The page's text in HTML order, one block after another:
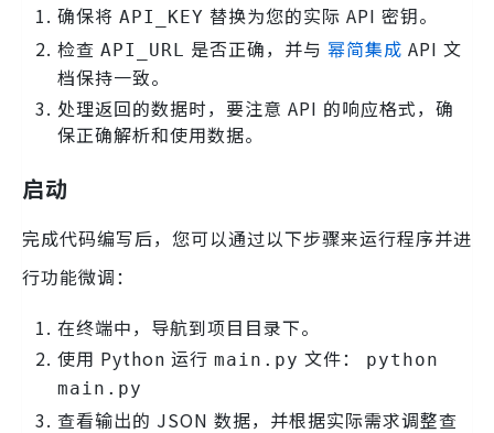
确保将 API_KEY 替换为您的实际 API 密钥。
检查 API_URL 是否正确，并与 幂简集成 API 文
档保持一致。
处理返回的数据时，要注意 API 的响应格式，确
保正确解析和使用数据。
启动
完成代码编写后，您可以通过以下步骤来运行程序并进
行功能微调：
在终端中，导航到项目目录下。
使用 Python 运行 main.py 文件：
python
main.py
查看输出的 JSON 数据，并根据实际需求调整查